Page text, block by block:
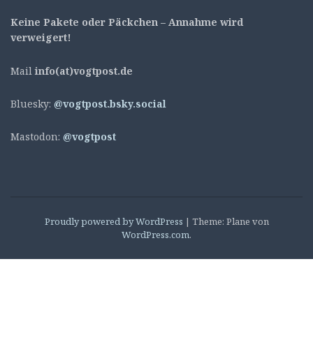
Keine Pakete oder Päckchen – Annahme wird
verweigert!
Mail info(at)vogtpost.de
Bluesky: @vogtpost.bsky.social
Mastodon: @vogtpost
Proudly powered by WordPress | Theme: Plane von
WordPress.com.